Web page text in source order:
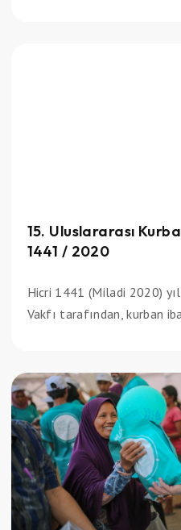
15. Uluslararası
1441 / 2020
Hicri 1441 (Miladi 2020)
Vakfı tarafından, kurban